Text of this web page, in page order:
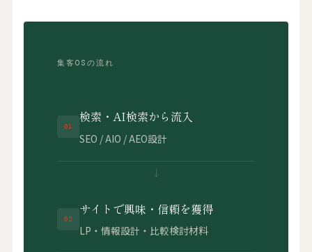
集客OSの流れ
01
検索・AI検索から流入
SEO / AIO / AEO設計
↓
02
サイトで興味・信頼を獲得
LP・情報設計・比較検討材料